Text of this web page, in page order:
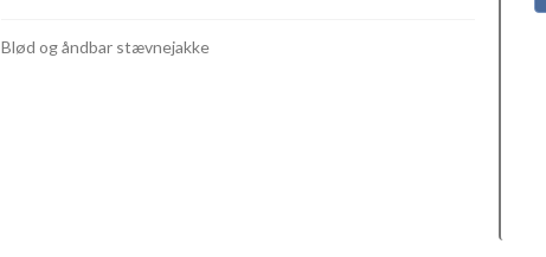
Blød og åndbar stævnejakke